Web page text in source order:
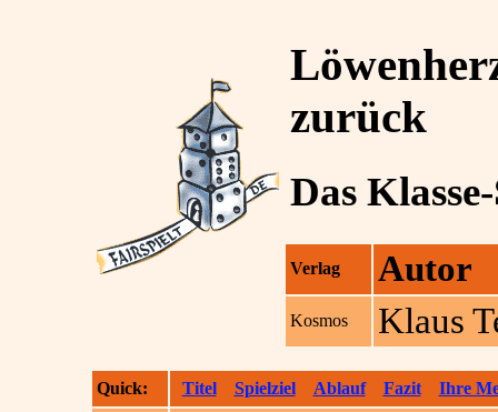
zurück
Das
Verlag Autor
Kosmos Klaus
Quick: Titel Spielziel Ablauf Fazit
Ihre